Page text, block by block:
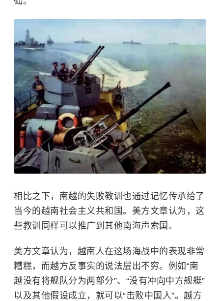
相比之下，南越的失败教训也通过记忆传承给了
当今的越南社会主义共和国。美方文章认为，这
些教训同样可以推广到其他南海声索国。
美方文章认为，越南人在这场海战中的表现非常
糟糕，而越方反事实的说法层出不穷。例如“南
越没有将舰队分为两部分”、“没有冲向中方舰艇”
以及其他假设成立，就可以“击败中国人”。越方